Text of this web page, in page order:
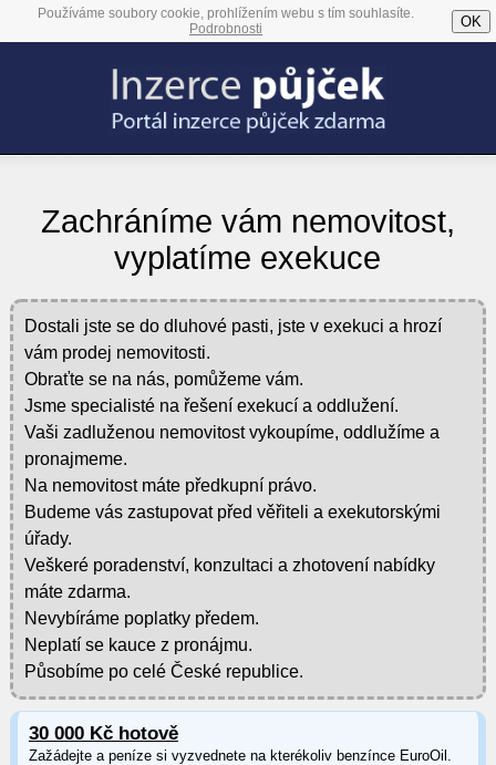
Používáme soubory cookie, prohlížením webu s tím souhlasíte.
Podrobnosti
OK
Zachráníme vám nemovitost,
vyplatíme exekuce
Dostali jste se do dluhové pasti, jste v exekuci a hrozí
vám prodej nemovitosti.
Obraťte se na nás, pomůžeme vám.
Jsme specialisté na řešení exekucí a oddlužení.
Vaši zadluženou nemovitost vykoupíme, oddlužíme a
pronajmeme.
Na nemovitost máte předkupní právo.
Budeme vás zastupovat před věřiteli a exekutorskými
úřady.
Veškeré poradenství, konzultaci a zhotovení nabídky
máte zdarma.
Nevybíráme poplatky předem.
Neplatí se kauce z pronájmu.
Působíme po celé České republice.
30 000 Kč hotově
Zažádejte a peníze si vyzvednete na kterékoliv benzínce EuroOil.